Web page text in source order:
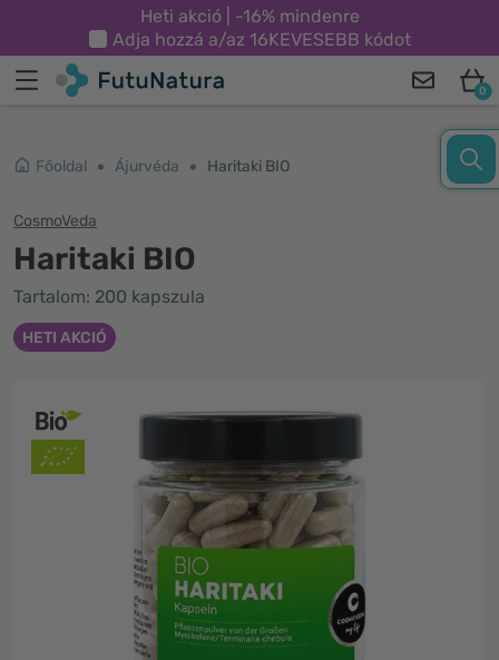
Heti akció | -16% mindenre
Adja hozzá a/az 16KEVESEBB kódot
0
Főoldal Ájurvéda Haritaki BIO
CosmoVeda
Haritaki BIO
Tartalom: 200 kapszula
HETI AKCIÓ